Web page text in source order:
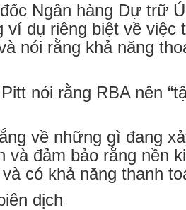
Ngân hàng Dự trữ
ví dụ riêng biệt về việc
nói rằng khả năng
nói rằng RBA nên
về những gì đang
và đảm bảo rằng nền
có khả năng thanh
dịch